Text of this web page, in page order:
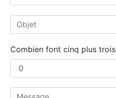
Combien font cinq plus trois